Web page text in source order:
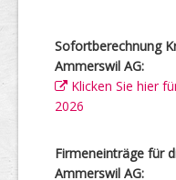
Sofortberechnung
Ammerswil AG:
Klicken Sie hier
2026
Firmeneinträge für
Ammerswil AG: